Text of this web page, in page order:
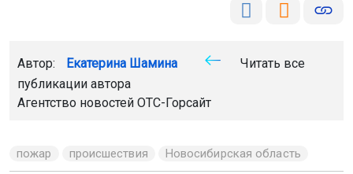
Автор: Екатерина Шамина
Читать все
публикации автора
Агентство новостей ОТС-Горсайт
пожар происшествия Новосибирская область